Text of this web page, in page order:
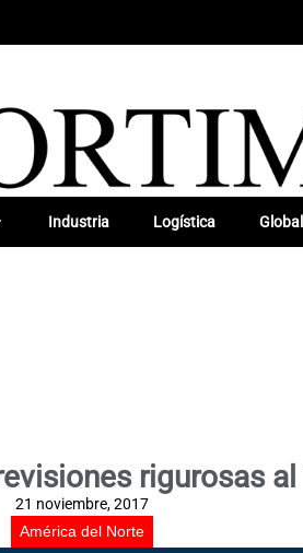
Industria Logística Global
rigurosas al
21 noviembre, 2017
América del Norte